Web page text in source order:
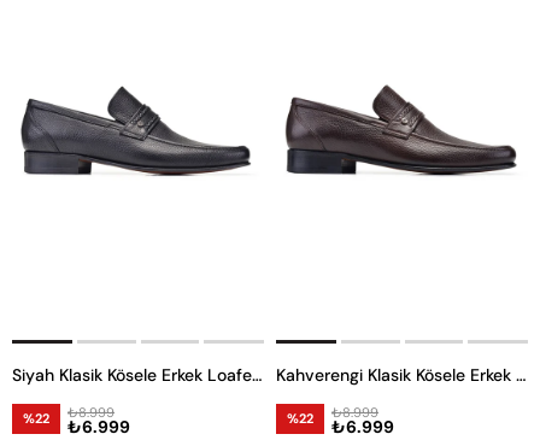
Siyah Klasik Kösele Erkek Loafer Ayakkabı
%22 ₺6.999
₺8.999
Kahverengi Klasik Kösele Erkek Loafer Ayakkabı
%22 ₺6.999
₺8.999